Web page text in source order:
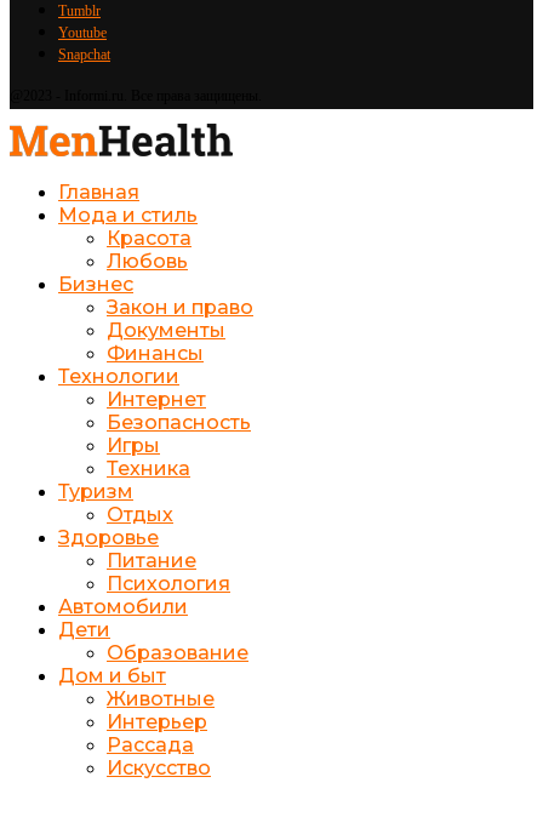
Tumblr
Youtube
Snapchat
Главная
Мода и стиль
Красота
Любовь
Бизнес
Закон и право
Документы
Финансы
Технологии
Интернет
Безопасность
Игры
Техника
Туризм
Отдых
Здоровье
Питание
Психология
Автомобили
Дети
Образование
Дом и быт
Животные
Интерьер
Рассада
Искусство